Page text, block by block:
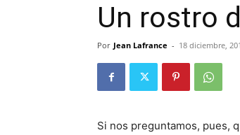
Un rostro
Por Jean Lafrance - 18 diciembre,
Si nos preguntamos, pues,